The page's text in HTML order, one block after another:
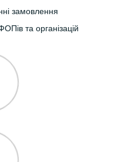
замовлення
та організацій